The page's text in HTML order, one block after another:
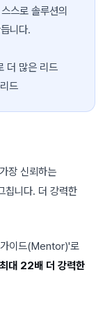
스로 솔루션의
니다.
더 많은 리드
드
장 신뢰하는
칩니다. 더 강력한
이드(Mentor)'로
최대 22배 더 강력한